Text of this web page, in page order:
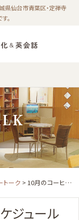
県仙台市青葉区・定禅寺
。
トーク > 10月のコーヒートークスケジュール
ジュール